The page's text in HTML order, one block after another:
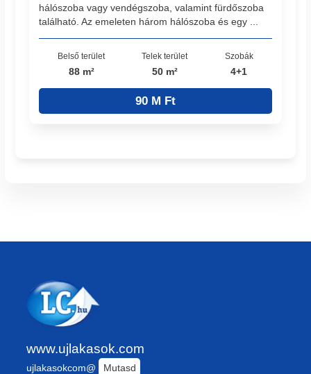
hálószoba vagy vendégszoba, valamint fürdőszoba
található. Az emeleten három hálószoba és egy ...
Belső terület
88 m²
Telek terület
50 m²
Szobák
4+1
90 M Ft
www.ujlakasok.com
ujlakasokcom@
Mutasd